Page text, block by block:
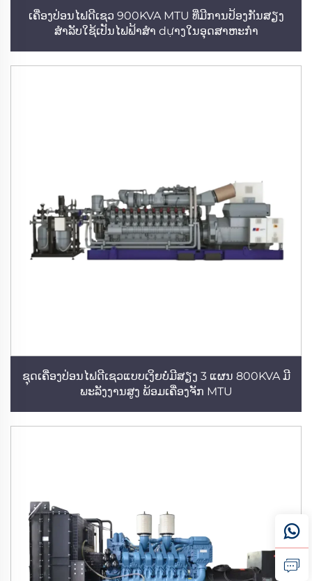
ເຄື່ອງປ່ອນໄຟດີເຊວ 900KVA MTU ທີ່ມີການປ້ອງກັນສຽງ
ສຳລັບໃຊ້ເປັນໄຟຟ້າສຳ dựາງໃນອຸດສາຫະກຳ
ຊຸດເຄື່ອງປ່ອນໄຟດີເຊວແບບເງິຍບໍ່ມີສຽງ 3 ແຜນ 800KVA ມີ
ພະລັງງານສູງ ພ້ອມເຄື່ອງຈັກ MTU